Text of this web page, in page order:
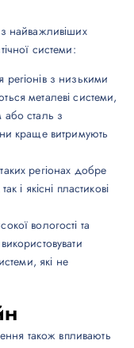
найважливіших
системи:
регіонів з низькими
металеві системи,
сталь з
краще витримують
регіонах добре
і якісні пластикові
вологості та
які не
також впливають